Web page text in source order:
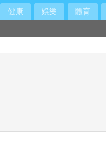
健康 娛樂 體育